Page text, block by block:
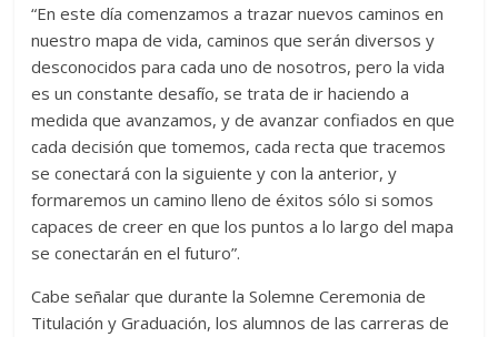
“En este día comenzamos a trazar nuevos caminos en
nuestro mapa de vida, caminos que serán diversos y
desconocidos para cada uno de nosotros, pero la vida
es un constante desafío, se trata de ir haciendo a
medida que avanzamos, y de avanzar confiados en que
cada decisión que tomemos, cada recta que tracemos
se conectará con la siguiente y con la anterior, y
formaremos un camino lleno de éxitos sólo si somos
capaces de creer en que los puntos a lo largo del mapa
se conectarán en el futuro”.
Cabe señalar que durante la Solemne Ceremonia de
Titulación y Graduación, los alumnos de las carreras de